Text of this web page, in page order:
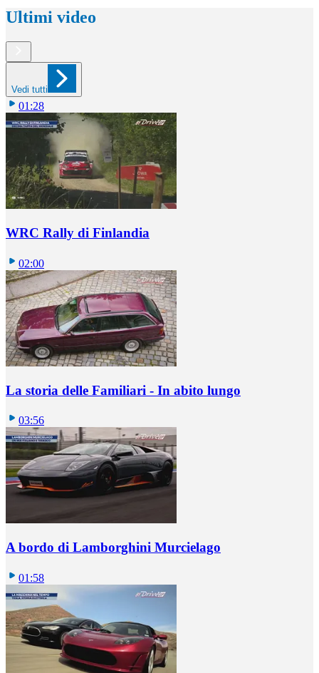
Ultimi video
Vedi tutti
01:28
WRC Rally di Finlandia
02:00
La storia delle Familiari - In abito lungo
03:56
A bordo di Lamborghini Murcielago
01:58